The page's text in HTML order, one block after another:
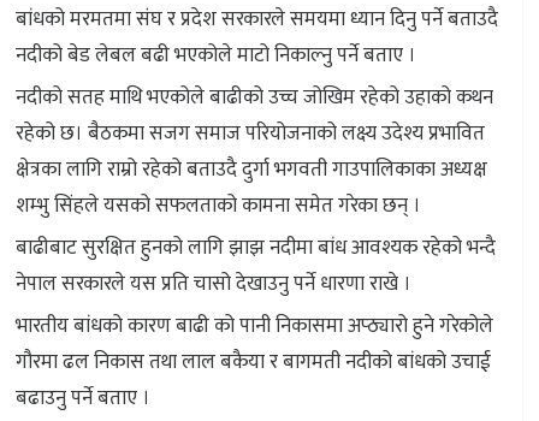
बांधको मरमतमा संघ र प्रदेश सरकारले समयमा ध्यान दिनु पर्ने बताउदै
नदीको बेड लेबल बढी भएकोले माटो निकाल्नु पर्ने बताए ।
नदीको सतह माथि भएकोले बाढीको उच्च जोखिम रहेको उहाको कथन
रहेको छ। बैठकमा सजग समाज परियोजनाको लक्ष्य उदेश्य प्रभावित
क्षेत्रका लागि राम्रो रहेको बताउदै दुर्गा भगवती गाउपालिकाका अध्यक्ष
शम्भु सिंहले यसको सफलताको कामना समेत गरेका छन् ।
बाढीबाट सुरक्षित हुनको लागि झाझ नदीमा बांध आवश्यक रहेको भन्दै
नेपाल सरकारले यस प्रति चासो देखाउनु पर्ने धारणा राखे ।
भारतीय बांधको कारण बाढी को पानी निकासमा अप्ठ्यारो हुने गरेकोले
गौरमा ढल निकास तथा लाल बकैया र बागमती नदीको बांधको उचाई
बढाउनु पर्ने बताए ।